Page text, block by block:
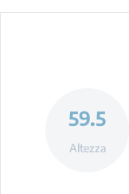
59.5
Altezza